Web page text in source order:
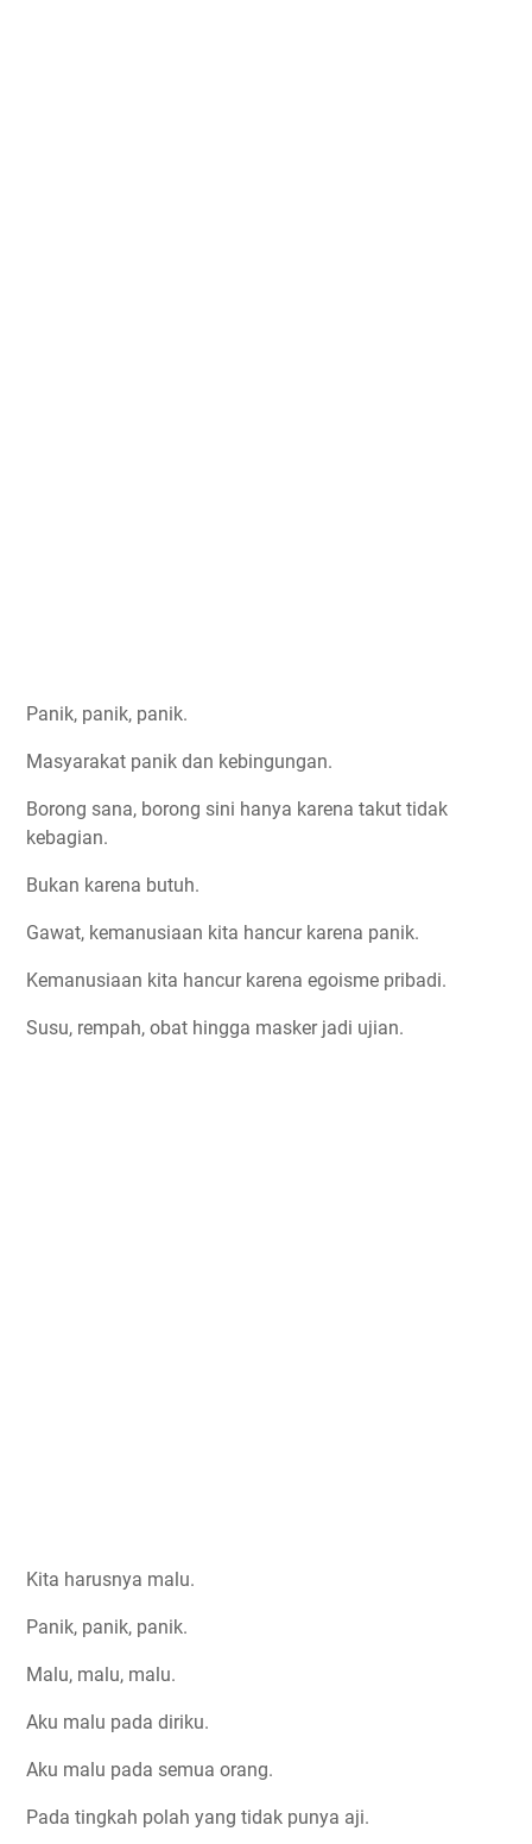
Panik, panik, panik.
Masyarakat panik dan kebingungan.
Borong sana, borong sini hanya karena takut tidak
kebagian.
Bukan karena butuh.
Gawat, kemanusiaan kita hancur karena panik.
Kemanusiaan kita hancur karena egoisme pribadi.
Susu, rempah, obat hingga masker jadi ujian.
Kita harusnya malu.
Panik, panik, panik.
Malu, malu, malu.
Aku malu pada diriku.
Aku malu pada semua orang.
Pada tingkah polah yang tidak punya aji.